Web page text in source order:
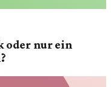
oder nur ein